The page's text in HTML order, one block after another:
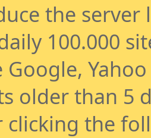
the
100.000
Google,
older than 5
clicking the